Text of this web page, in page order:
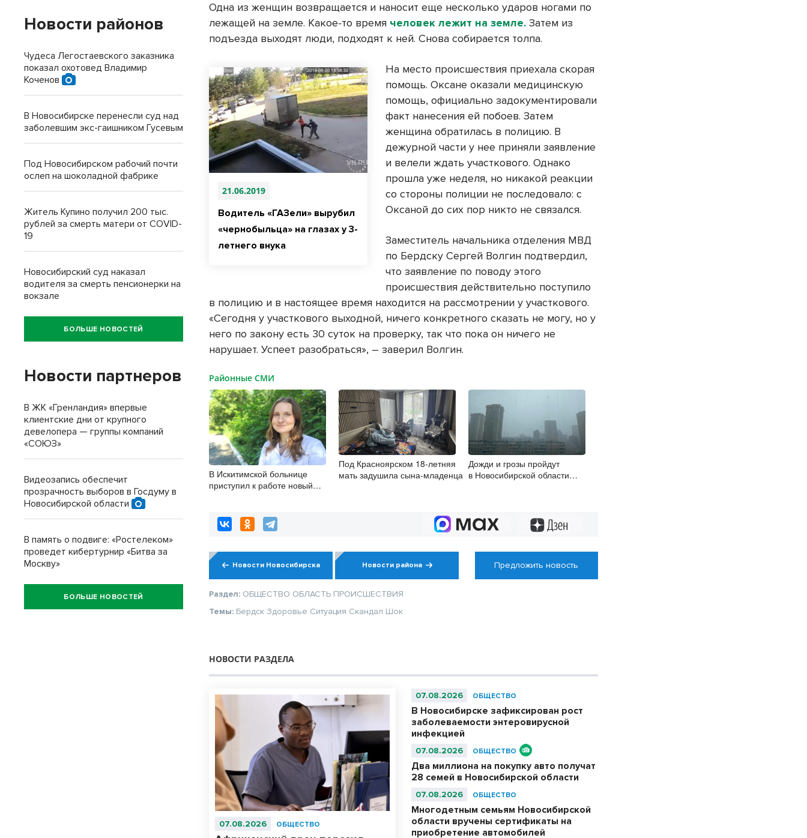
Одна из женщин возвращается и наносит еще несколько ударов ногами по
лежащей на земле. Какое-то время человек лежит на земле. Затем из
подъезда выходят люди, подходят к ней. Снова собирается толпа.
21.06.2019
Водитель «ГАЗели» вырубил
«чернобыльца» на глазах у 3-
летнего внука
На место происшествия приехала скорая
помощь. Оксане оказали медицинскую
помощь, официально задокументировали
факт нанесения ей побоев. Затем
женщина обратилась в полицию. В
дежурной части у нее приняли заявление
и велели ждать участкового. Однако
прошла уже неделя, но никакой реакции
со стороны полиции не последовало: с
Оксаной до сих пор никто не связался.
Заместитель начальника отделения МВД
по Бердску Сергей Волгин подтвердил,
что заявление по поводу этого
происшествия действительно поступило
в полицию и в настоящее время находится на рассмотрении у участкового.
«Сегодня у участкового выходной, ничего конкретного сказать не могу, но у
него по закону есть 30 суток на проверку, так что пока он ничего не
нарушает. Успеет разобраться», – заверил Волгин.
Районные СМИ
В Искитимской больнице
приступил к работе новый
Под Красноярском 18-летняя
мать задушила сына-младенца
Дожди и грозы пройдут
в Новосибирской области
Новости Новосибирска Новости района Предложить новость
Раздел: ОБЩЕСТВО ОБЛАСТЬ ПРОИСШЕСТВИЯ
Темы: Бердск Здоровье Ситуация Скандал Шок
НОВОСТИ РАЗДЕЛА
07.08.2026 ОБЩЕСТВО
07.08.2026 ОБЩЕСТВО
В Новосибирске зафиксирован рост
заболеваемости энтеровирусной
инфекцией
07.08.2026 ОБЩЕСТВО
Два миллиона на покупку авто получат
28 семей в Новосибирской области
07.08.2026 ОБЩЕСТВО
Многодетным семьям Новосибирской
области вручены сертификаты на
приобретение автомобилей
Новости районов
Чудеса Легостаевского заказника
показал охотовед Владимир
Коченов
В Новосибирске перенесли суд над
заболевшим экс-гаишником Гусевым
Под Новосибирском рабочий почти
ослеп на шоколадной фабрике
Житель Купино получил 200 тыс.
рублей за смерть матери от COVID-
19
Новосибирский суд наказал
водителя за смерть пенсионерки на
вокзале
БОЛЬШЕ НОВОСТЕЙ
Новости партнеров
В ЖК «Гренландия» впервые
клиентские дни от крупного
девелопера — группы компаний
«СОЮЗ»
Видеозапись обеспечит
прозрачность выборов в Госдуму в
Новосибирской области
В память о подвиге: «Ростелеком»
проведет кибертурнир «Битва за
Москву»
БОЛЬШЕ НОВОСТЕЙ